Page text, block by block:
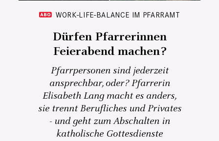
WORK-LIFE-BALANCE IM PFARRAMT
Dürfen Pfarrerinnen
Feierabend machen?
Pfarrpersonen sind jederzeit
ansprechbar, oder? Pfarrerin
Elisabeth Lang macht es anders,
sie trennt Berufliches und Privates
- und geht zum Abschalten in
katholische Gottesdienste